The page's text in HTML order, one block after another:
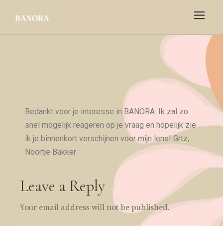
Bedankt voor je interesse in BANORA. Ik zal zo
snel mogelijk reageren op je vraag en hopelijk zie
ik je binnenkort verschijnen voor mijn lens! Grtz,
Noortje Bakker
Leave a Reply
Your email address will not be published.